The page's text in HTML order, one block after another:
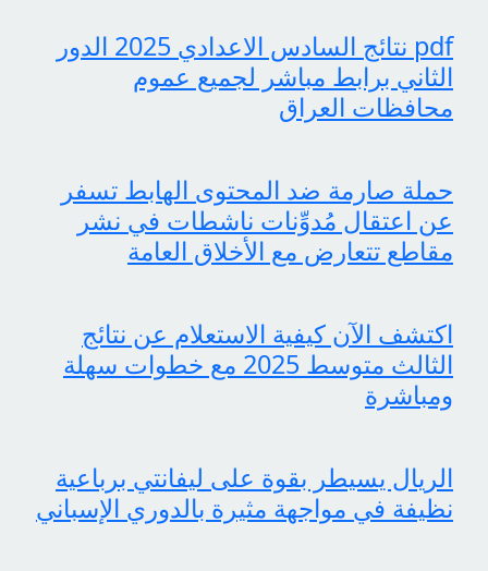
pdf نتائج السادس الاعدادي 2025 الدور
الثاني برابط مباشر لجميع عموم
محافظات العراق
حملة صارمة ضد المحتوى الهابط تسفر
عن اعتقال مُدوِّنات ناشطات في نشر
مقاطع تتعارض مع الأخلاق العامة
اكتشف الآن كيفية الاستعلام عن نتائج
الثالث متوسط 2025 مع خطوات سهلة
ومباشرة
الريال يسيطر بقوة على ليفانتي برباعية
نظيفة في مواجهة مثيرة بالدوري الإسباني